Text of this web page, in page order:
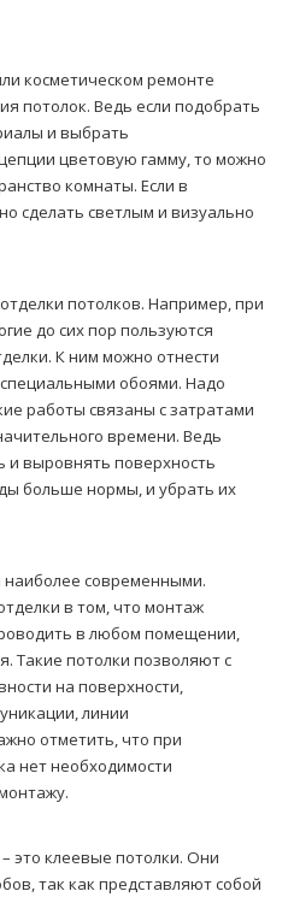
косметическом ремонте
потолок. Ведь если подобрать
и выбрать
цветовую гамму, то можно
комнаты. Если в
сделать светлым и визуально
потолков. Например, при
до сих пор пользуются
К ним можно отнести
специальными обоями. Надо
работы связаны с затратами
времени. Ведь
и выровнять поверхность
больше нормы, и убрать их
современными.
в том, что монтаж
в любом помещении,
Такие потолки позволяют с
на поверхности,
линии
отметить, что при
нет необходимости
это клеевые потолки. Они
так как представляют собой